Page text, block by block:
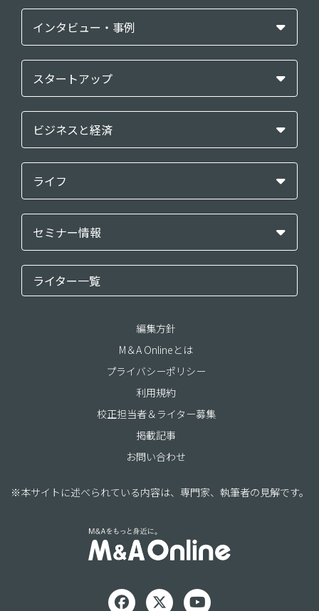
インタビュー・事例
スタートアップ
ビジネスと経済
ライフ
セミナー情報
ライター一覧
編集方針
M＆A Onlineとは
プライバシーポリシー
利用規約
校正担当者＆ライター募集
掲載記事
お問い合わせ
※本サイトに述べられている内容は、専門家、執筆者の見解です。